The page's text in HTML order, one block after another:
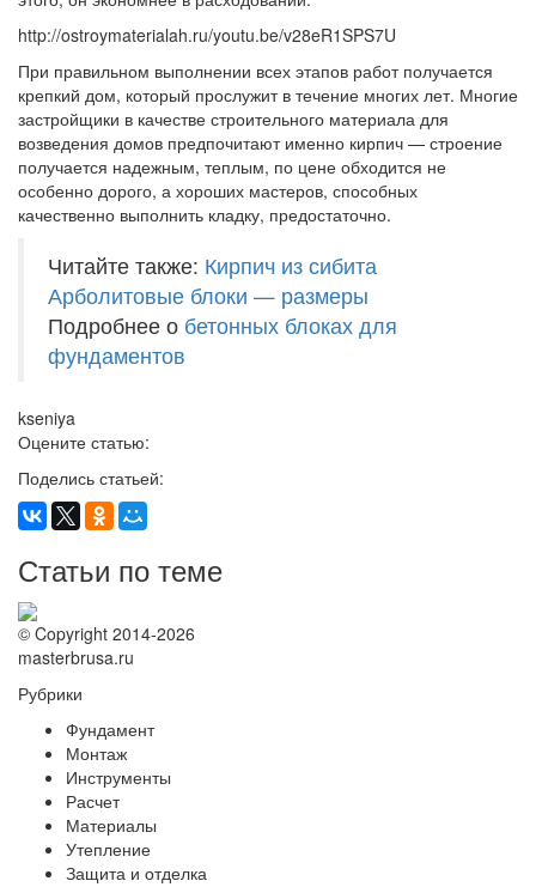
http://ostroymaterialah.ru/youtu.be/v28eR1SPS7U
При правильном выполнении всех этапов работ получается
крепкий дом, который прослужит в течение многих лет. Многие
застройщики в качестве строительного материала для
возведения домов предпочитают именно кирпич — строение
получается надежным, теплым, по цене обходится не
особенно дорого, а хороших мастеров, способных
качественно выполнить кладку, предостаточно.
Читайте также: Кирпич из сибита
Арболитовые блоки — размеры
Подробнее о бетонных блоках для
фундаментов
kseniya
Оцените статью:
Поделись статьей:
Статьи по теме
© Copyright 2014-2026
masterbrusa.ru
Рубрики
Фундамент
Монтаж
Инструменты
Расчет
Материалы
Утепление
Защита и отделка